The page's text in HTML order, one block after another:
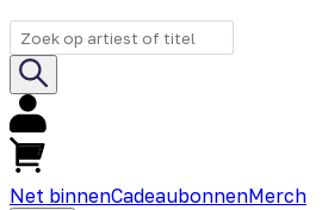
Net binnenCadeaubonnenMerch